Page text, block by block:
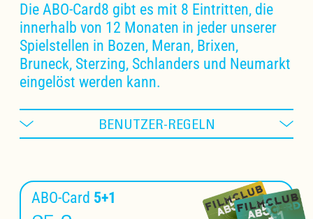
Die ABO-Card8 gibt es mit 8 Eintritten, die
innerhalb von 12 Monaten in jeder unserer
Spielstellen in Bozen, Meran, Brixen,
Bruneck, Sterzing, Schlanders und Neumarkt
eingelöst werden kann.
BENUTZER-REGELN
ABO-Card 5+1